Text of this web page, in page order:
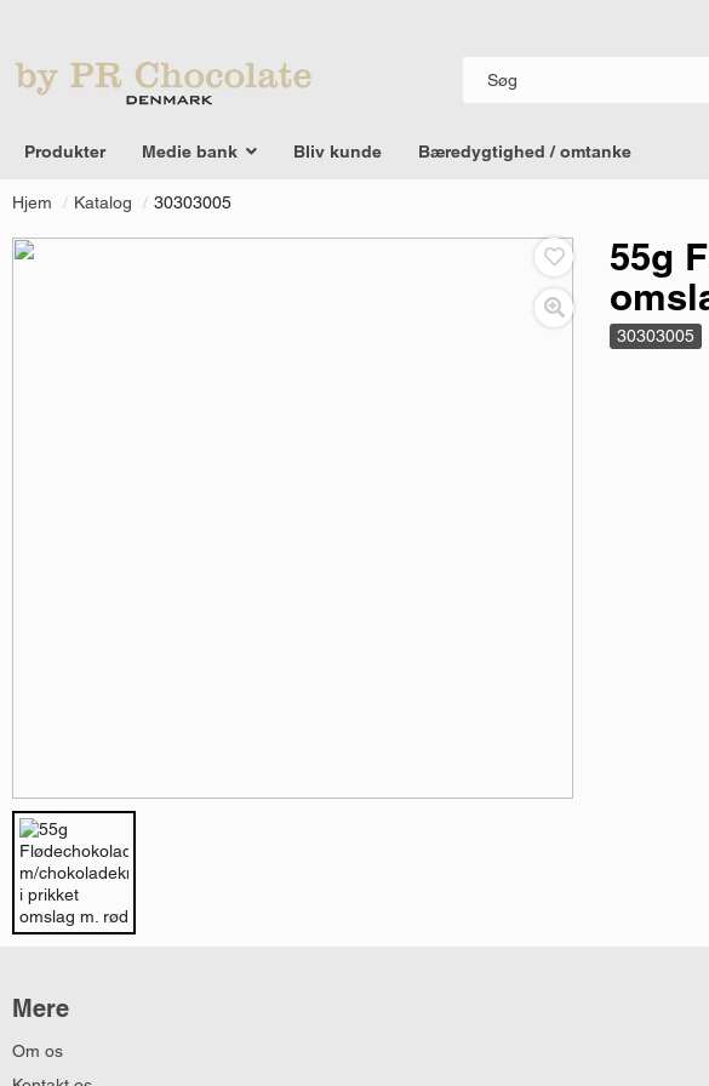
Produkter Medie bank Bliv kunde Bæredygtighed / omtanke
Hjem Katalog 30303005
55g
30303005
Mere
Om os